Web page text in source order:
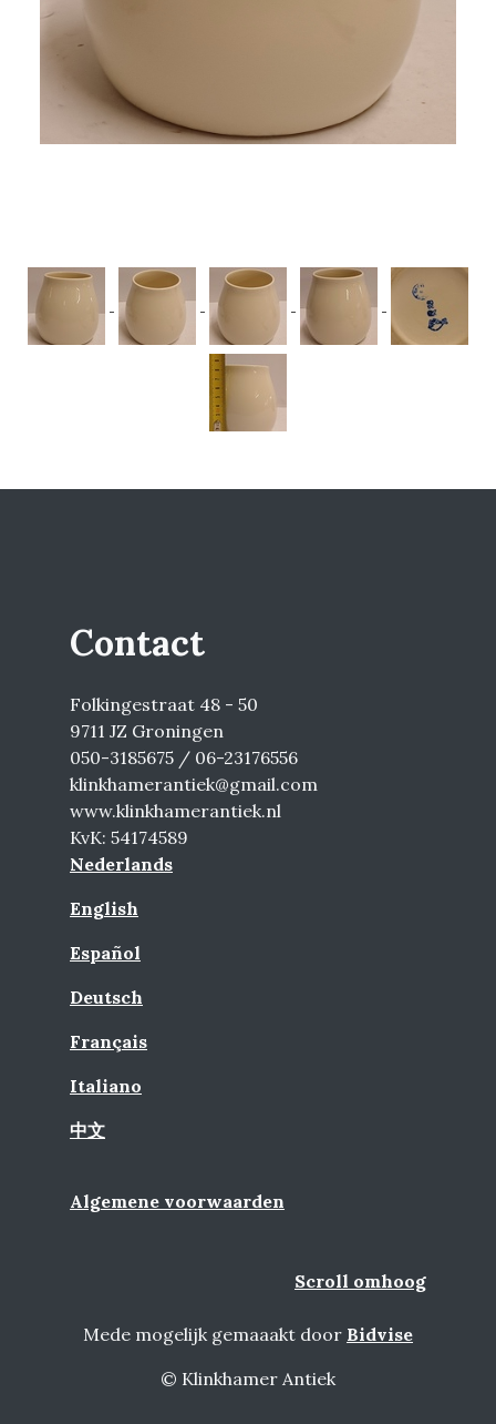
Contact
Folkingestraat 48 - 50
9711 JZ Groningen
050-3185675 / 06-23176556
klinkhamerantiek@gmail.com
www.klinkhamerantiek.nl
KvK: 54174589
Nederlands
English
Español
Deutsch
Français
Italiano
中文
Algemene voorwaarden
Scroll omhoog
Mede mogelijk gemaaakt door Bidvise
© Klinkhamer Antiek